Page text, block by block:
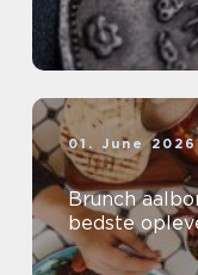
01. June 2026
Brunch aalborg hvor finder
bedste